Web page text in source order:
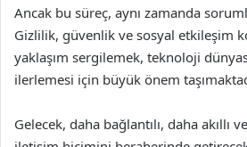
Ancak bu süreç, aynı zamanda
Gizlilik, güvenlik ve sosyal etkileşim
yaklaşım sergilemek, teknoloji
ilerlemesi için büyük önem
Gelecek, daha bağlantılı, daha akıllı